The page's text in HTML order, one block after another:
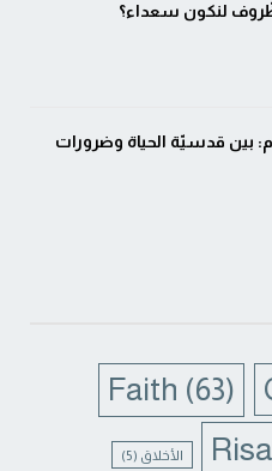
لنكون سعداء؟
بين قدسيّة الحياة وضرورات
Faith (63)
الأخلاق (5)